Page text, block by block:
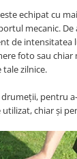
este echipat cu
mecanic.
de intensitatea
foto sau
zilnice.
pentru
utilizat, chiar și